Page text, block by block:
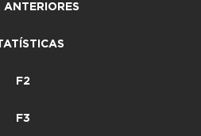
ANTERIORES
F2
F3